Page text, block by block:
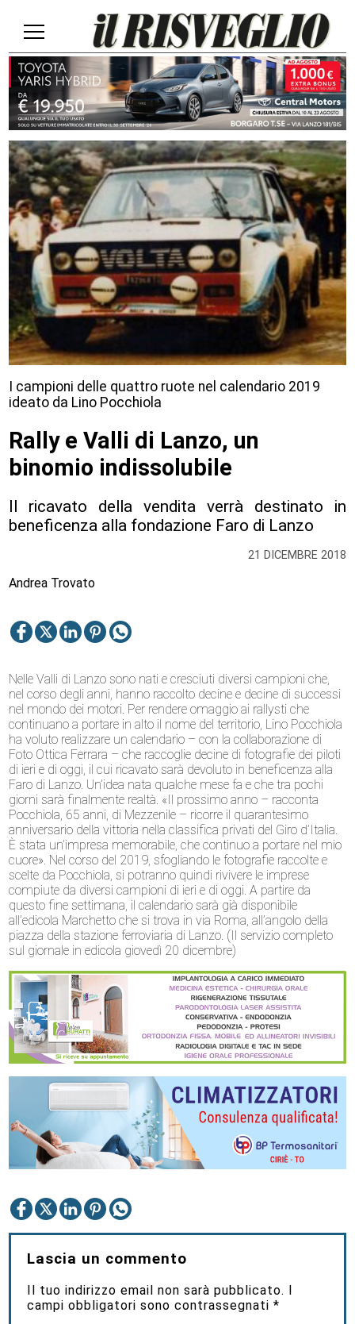
21 DICEMBRE 2018
I campioni delle quattro ruote nel calendario 2019
ideato da Lino Pocchiola
Rally e Valli di Lanzo, un
binomio indissolubile
Il ricavato della vendita verrà destinato in
beneficenza alla fondazione Faro di Lanzo
Andrea Trovato
Nelle Valli di Lanzo sono nati e cresciuti diversi campioni che,
nel corso degli anni, hanno raccolto decine e decine di successi
nel mondo dei motori. Per rendere omaggio ai rallysti che
continuano a portare in alto il nome del territorio, Lino Pocchiola
ha voluto realizzare un calendario – con la collaborazione di
Foto Ottica Ferrara – che raccoglie decine di fotografie dei piloti
di ieri e di oggi, il cui ricavato sarà devoluto in beneficenza alla
Faro di Lanzo. Un’idea nata qualche mese fa e che tra pochi
giorni sarà finalmente realtà. «Il prossimo anno – racconta
Pocchiola, 65 anni, di Mezzenile – ricorre il quarantesimo
anniversario della vittoria nella classifica privati del Giro d’Italia.
È stata un’impresa memorabile, che continuo a portare nel mio
cuore». Nel corso del 2019, sfogliando le fotografie raccolte e
scelte da Pocchiola, si potranno quindi rivivere le imprese
compiute da diversi campioni di ieri e di oggi. A partire da
questo fine settimana, il calendario sarà già disponibile
all’edicola Marchetto che si trova in via Roma, all’angolo della
piazza della stazione ferroviaria di Lanzo. (Il servizio completo
sul giornale in edicola giovedì 20 dicembre)
Lascia un commento
Il tuo indirizzo email non sarà pubblicato. I
campi obbligatori sono contrassegnati*